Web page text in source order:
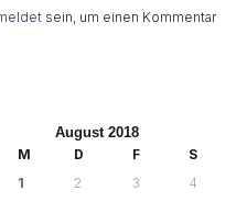
sein, um einen Kommentar
August 2018
M D F S
1
2 3 4